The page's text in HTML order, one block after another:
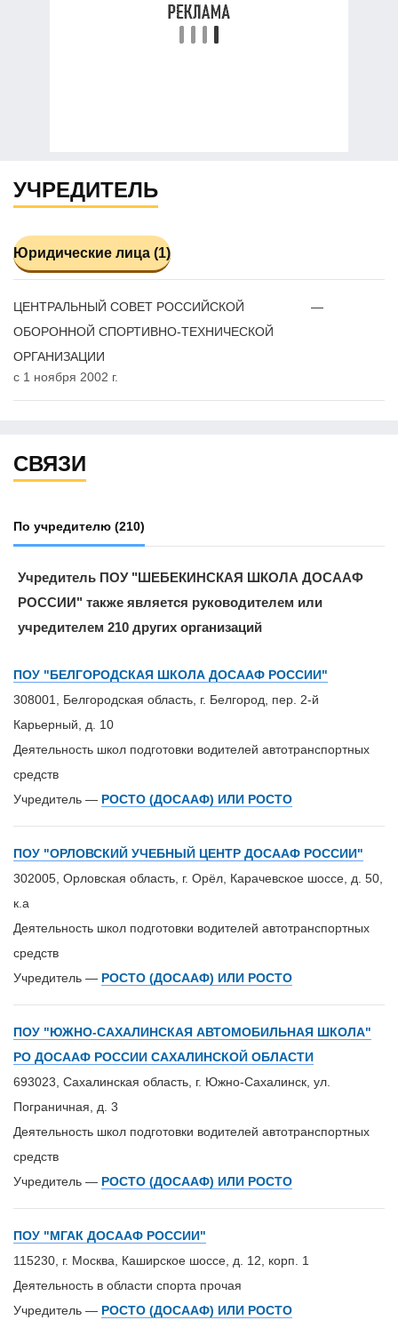
УЧРЕДИТЕЛЬ
Юридические лица (1)
ЦЕНТРАЛЬНЫЙ СОВЕТ РОССИЙСКОЙ
ОБОРОННОЙ СПОРТИВНО-ТЕХНИЧЕСКОЙ
ОРГАНИЗАЦИИ
с 1 ноября 2002 г.
—
СВЯЗИ
По учредителю (210)
Учредитель ПОУ "ШЕБЕКИНСКАЯ ШКОЛА ДОСААФ
РОССИИ" также является руководителем или
учредителем 210 других организаций
ПОУ "БЕЛГОРОДСКАЯ ШКОЛА ДОСААФ РОССИИ"
308001, Белгородская область, г. Белгород, пер. 2-й
Карьерный, д. 10
Деятельность школ подготовки водителей автотранспортных
средств
Учредитель — РОСТО (ДОСААФ) ИЛИ РОСТО
ПОУ "ОРЛОВСКИЙ УЧЕБНЫЙ ЦЕНТР ДОСААФ РОССИИ"
302005, Орловская область, г. Орёл, Карачевское шоссе, д. 50,
к.а
Деятельность школ подготовки водителей автотранспортных
средств
Учредитель — РОСТО (ДОСААФ) ИЛИ РОСТО
ПОУ "ЮЖНО-САХАЛИНСКАЯ АВТОМОБИЛЬНАЯ ШКОЛА"
РО ДОСААФ РОССИИ САХАЛИНСКОЙ ОБЛАСТИ
693023, Сахалинская область, г. Южно-Сахалинск, ул.
Пограничная, д. 3
Деятельность школ подготовки водителей автотранспортных
средств
Учредитель — РОСТО (ДОСААФ) ИЛИ РОСТО
ПОУ "МГАК ДОСААФ РОССИИ"
115230, г. Москва, Каширское шоссе, д. 12, корп. 1
Деятельность в области спорта прочая
Учредитель — РОСТО (ДОСААФ) ИЛИ РОСТО